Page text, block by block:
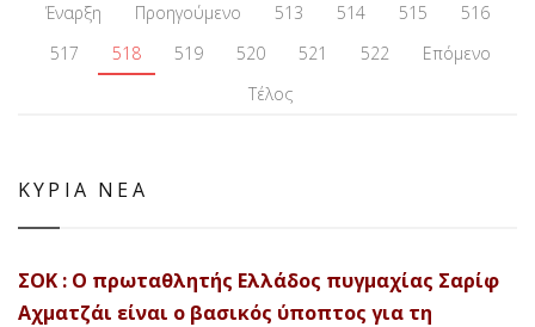
Έναρξη Προηγούμενο 513 514 515
516
517
518 519 520 521 522
Επόμενο
Τέλος
ΚΥΡΙΑ ΝΕΑ
ΣΟΚ : Ο πρωταθλητής Ελλάδος πυγμαχίας Σαρίφ
Αχματζάι είναι ο βασικός ύποπτος για τη